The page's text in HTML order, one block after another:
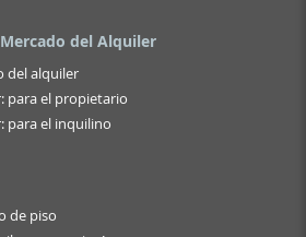
Mercado del Alquiler
del alquiler
para el propietario
para el inquilino
de piso